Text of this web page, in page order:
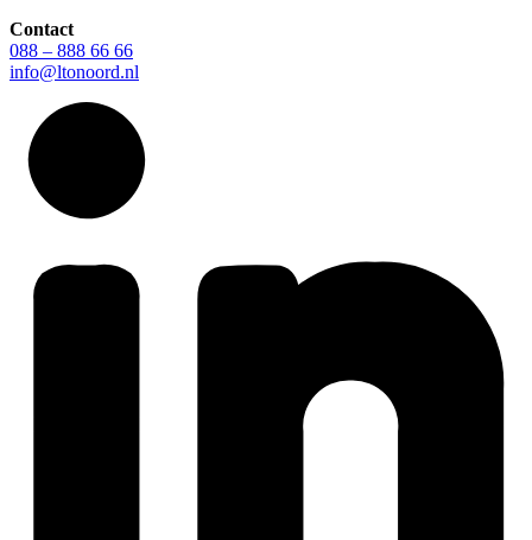
Contact
088 – 888 66 66
info@ltonoord.nl